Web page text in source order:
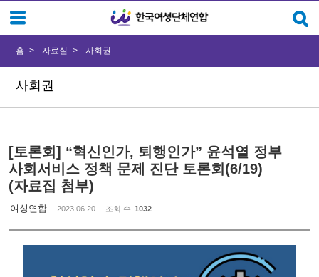
사회권
홈 자료실 사회권
[토론회] “혁신인가, 퇴행인가” 윤석열 정부
사회서비스 정책 문제 진단 토론회(6/19)
(자료집 첨부)
여성연합 2023.06.20 조회 수 1032